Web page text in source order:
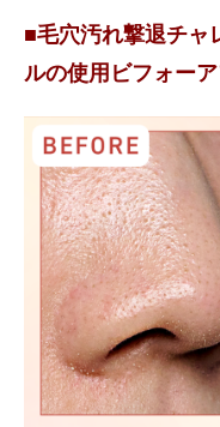
■毛穴汚れ撃退チャ
ルの使用ビフォー